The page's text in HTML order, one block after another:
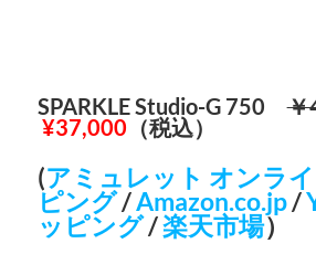
SPARKLE Studio-G 750￥
¥37,000 （税込）
(アミュレット オンラ
ピング/Amazon.co.jp/
ッピング/楽天市場）